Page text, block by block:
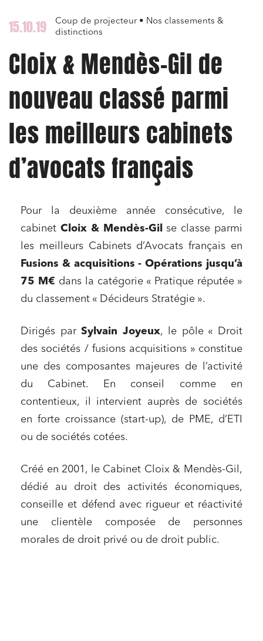
15.10.19
Coup de projecteur • Nos classements &
distinctions
Cloix & Mendès-Gil de
nouveau classé parmi
les meilleurs cabinets
d’avocats français
Pour la deuxième année consécutive, le
cabinet Cloix & Mendès-Gil
se classe parmi
les meilleurs Cabinets d’Avocats français en
Fusions & acquisitions - Opérations jusqu’à
75 M€ dans la catégorie « Pratique réputée »
du classement « Décideurs Stratégie ».
Dirigés parSylvain Joyeux, le pôle « Droit
des sociétés / fusions acquisitions » constitue
une des composantes majeures de l’activité
du Cabinet. En conseil comme en
contentieux, il intervient auprès de sociétés
en forte croissance (start-up), de PME, d’ETI
ou de sociétés cotées.
Créé en 2001, le Cabinet Cloix & Mendès-Gil,
dédié au droit des activités économiques,
conseille et défend avec rigueur et réactivité
une clientèle composée de personnes
morales de droit privé ou de droit public.